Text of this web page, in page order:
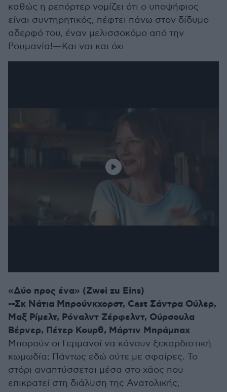
καθώς η ρεπόρτερ νομίζει ότι ο υποψήφιος
είναι συντηρητικός, πέφτει πάνω στον δίδυμο
αδερφό του, έναν μελισσοκόμο από την
Ρουμανία!—Και ναι και όχι
«Δύο προς ένα» (Zwei zu Eins)
--Σκ Νάτια Μπρούνκχορστ, Cast Σάντρα Ούλερ,
Μαξ Ρίμελτ, Ρόναλντ Ζέρφελντ, Ούρσουλα
Βέρνερ, Πέτερ Κουρθ, Μάρτιν Μπράμπαχ
Μπορούν οι Γερμανοί να κάνουν ξεκαρδιστική
κωμωδία; Πάντως εδώ ούτε με σφαίρες. Το
στόρι αναπτύσσεται μέσα στο χάος που
επικρατεί στη διάλυση της Ανατολικής,